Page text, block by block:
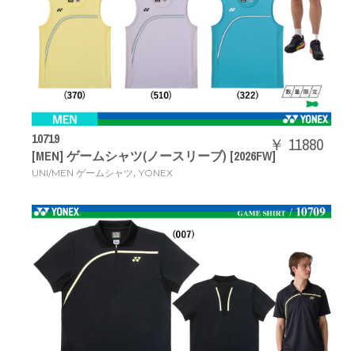
10719
[MEN] ゲームシャツ(ノースリーブ) [2026FW]
UNI/MEN ゲームシャツ, YONEX
￥ 11880